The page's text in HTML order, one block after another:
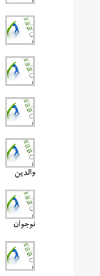
والدین
نوجوان